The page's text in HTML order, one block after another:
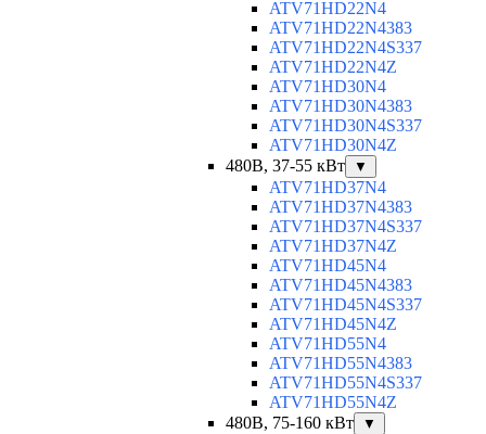
ATV71HD22N4
ATV71HD22N4383
ATV71HD22N4S337
ATV71HD22N4Z
ATV71HD30N4
ATV71HD30N4383
ATV71HD30N4S337
ATV71HD30N4Z
480В, 37-55 кВт
▼
ATV71HD37N4
ATV71HD37N4383
ATV71HD37N4S337
ATV71HD37N4Z
ATV71HD45N4
ATV71HD45N4383
ATV71HD45N4S337
ATV71HD45N4Z
ATV71HD55N4
ATV71HD55N4383
ATV71HD55N4S337
ATV71HD55N4Z
480В, 75-160 кВт
▼